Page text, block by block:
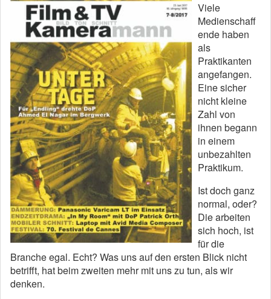
Viele
Medienschaff
ende haben
als
Praktikanten
angefangen.
Eine sicher
nicht kleine
Zahl von
ihnen begann
in einem
unbezahlten
Praktikum.
Ist doch ganz
normal, oder?
Die arbeiten
sich hoch, ist
für die
Branche egal. Echt? Was uns auf den ersten Blick nicht
betrifft, hat beim zweiten mehr mit uns zu tun, als wir
denken.